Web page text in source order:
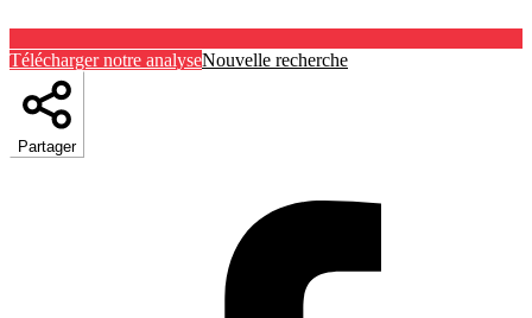
Télécharger notre analyseNouvelle recherche
Partager